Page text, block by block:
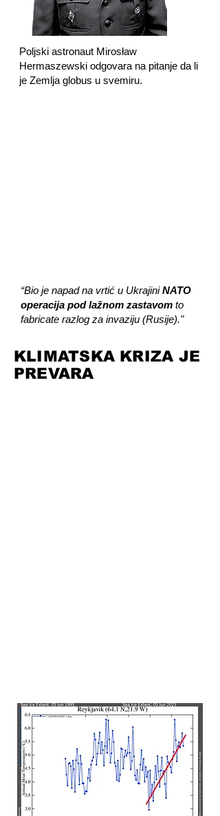
Poljski astronaut Mirosław
Hermaszewski odgovara na pitanje da li
je Zemlja globus u svemiru.
“Bio je napad na vrtić u UkrajiniNATO
operacija pod lažnom zastavom to
fabricate razlog za invaziju (Rusije)."
​KLIMATSKA KRIZA JE
PREVARA